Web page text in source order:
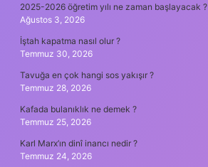
2025-2026 öğretim yılı ne zaman başlayacak ?
Ağustos 3, 2026
İştah kapatma nasıl olur ?
Temmuz 30, 2026
Tavuğa en çok hangi sos yakışır ?
Temmuz 28, 2026
Kafada bulanıklık ne demek ?
Temmuz 25, 2026
Karl Marx’ın dinî inancı nedir ?
Temmuz 24, 2026